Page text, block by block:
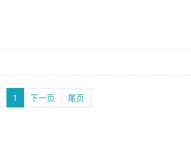
1 下一页 尾页